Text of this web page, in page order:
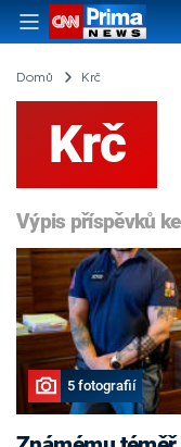
Domů Krč
Krč
Výpis příspěvků
5 fotografií